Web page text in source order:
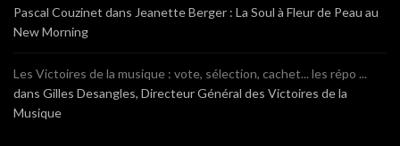
Pascal Couzinet dans Jeanette Berger : La Soul à Fleur de Peau au
New Morning
Les Victoires de la musique : vote, sélection, cachet... les répo ...
dans Gilles Desangles, Directeur Général des Victoires de la
Musique